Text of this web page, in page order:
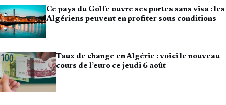
Ce pays du Golfe ouvre ses portes sans visa : les
Algériens peuvent en profiter sous conditions
Taux de change en Algérie : voici le nouveau
cours de l’euro ce jeudi 6 août